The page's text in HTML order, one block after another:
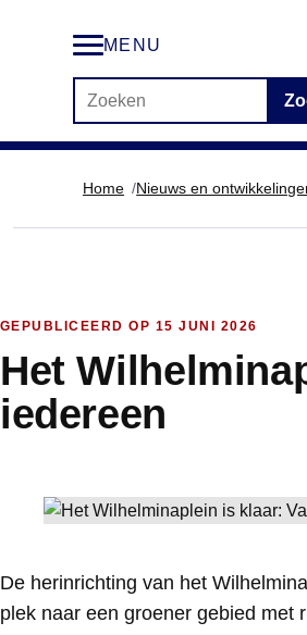
MENU
Zoek op de website
Home Nieuws en
GEPUBLICEERD OP 15 JUNI 2026
Het
iedereen
De herinrichting van het
plek naar een groener gebied met